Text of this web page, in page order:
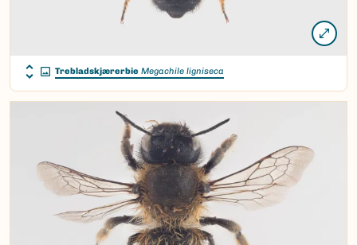
Trebladskjærerbie Megachile ligniseca